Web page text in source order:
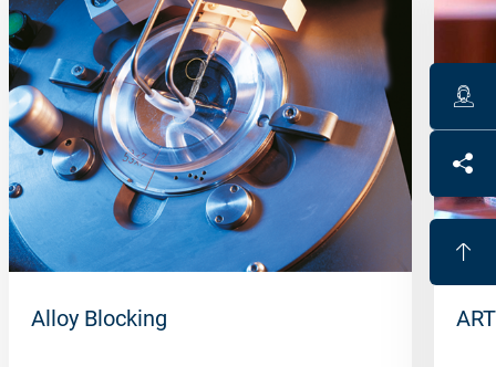
Alloy Blocking